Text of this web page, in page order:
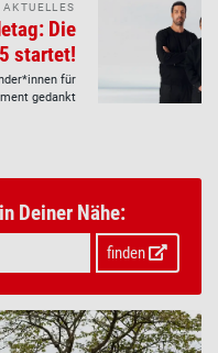
AKTUELLES
Die
startet!
für
gedankt
Deiner Nähe:
finden